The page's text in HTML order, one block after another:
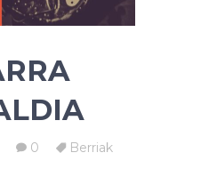
0 Berriak